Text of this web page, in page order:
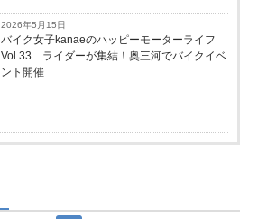
2026年5月15日
バイク女子kanaeのハッピーモーターライフ
Vol.33 ライダーが集結！奥三河でバイクイベ
ント開催